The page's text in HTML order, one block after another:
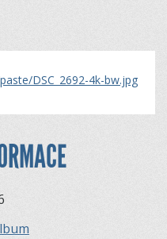
DSC_2692-4k-bw.jpg